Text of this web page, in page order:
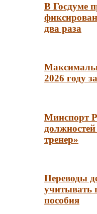
В Госдуме
два раза
2026 году
Минспорт
тренер»
Переводы
учитывать
пособия